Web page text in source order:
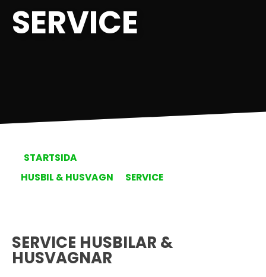
SERVICE
STARTSIDA
HUSBIL & HUSVAGN
SERVICE
SERVICE HUSBILAR &
HUSVAGNAR